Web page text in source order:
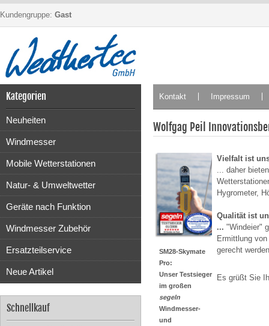
Kundengruppe: Gast
Kategorien
Neuheiten
Windmesser
Mobile Wetterstationen
Natur- & Umweltwetter
Geräte nach Funktion
Windmesser Zubehör
Ersatzteilservice
Neue Artikel
Schnellkauf
Kontakt Impressum
Wolfgag Peil
SM28-Skymate
Pro:
Unser Testsieger
im großen
segeln
Windmesser-
und
Vielfalt ist
... daher
Hygrometer,
Qualität ist
... "Windeier"
Ermittlung
gerecht
Es grüßt Sie